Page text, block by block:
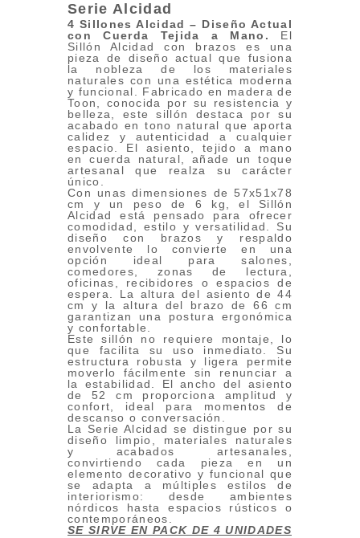
Serie Alcidad
4 Sillones Alcidad – Diseño Actual
con Cuerda Tejida a Mano.
El
Sillón Alcidad con brazos es una
pieza de diseño actual que fusiona
la nobleza de los materiales
naturales con una estética moderna
y funcional. Fabricado en madera de
Toon, conocida por su resistencia y
belleza, este sillón destaca por su
acabado en tono natural que aporta
calidez y autenticidad a cualquier
espacio. El asiento, tejido a mano
en cuerda natural, añade un toque
artesanal que realza su carácter
único.
Con unas dimensiones de 57x51x78
cm y un peso de 6 kg, el Sillón
Alcidad está pensado para ofrecer
comodidad, estilo y versatilidad. Su
diseño con brazos y respaldo
envolvente lo convierte en una
opción ideal para salones,
comedores, zonas de lectura,
oficinas, recibidores o espacios de
espera. La altura del asiento de 44
cm y la altura del brazo de 66 cm
garantizan una postura ergonómica
y confortable.
Este sillón no requiere montaje, lo
que facilita su uso inmediato. Su
estructura robusta y ligera permite
moverlo fácilmente sin renunciar a
la estabilidad. El ancho del asiento
de 52 cm proporciona amplitud y
confort, ideal para momentos de
descanso o conversación.
La Serie Alcidad se distingue por su
diseño limpio, materiales naturales
y acabados artesanales,
convirtiendo cada pieza en un
elemento decorativo y funcional que
se adapta a múltiples estilos de
interiorismo: desde ambientes
nórdicos hasta espacios rústicos o
contemporáneos.
SE SIRVE EN PACK DE 4 UNIDADES